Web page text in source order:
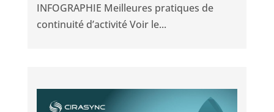
INFOGRAPHIE Meilleures pratiques de
continuité d’activité Voir le...